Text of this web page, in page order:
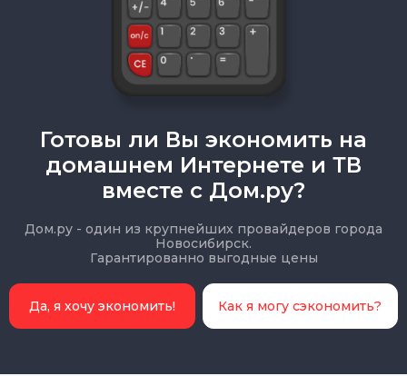
Готовы ли Вы экономить на
домашнем Интернете и ТВ
вместе с Дом.ру?
Дом.ру - один из крупнейших провайдеров города
Новосибирск.
Гарантированно выгодные цены
Да, я хочу экономить! Как я могу сэкономить?